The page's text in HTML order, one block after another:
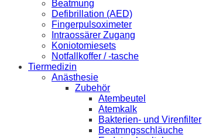
Beatmung
Defibrillation (AED)
Fingerpulsoximeter
Intraossärer Zugang
Koniotomiesets
Notfallkoffer / -tasche
Tiermedizin
Anästhesie
Zubehör
Atembeutel
Atemkalk
Bakterien- und Virenfilter
Beatmngsschläuche